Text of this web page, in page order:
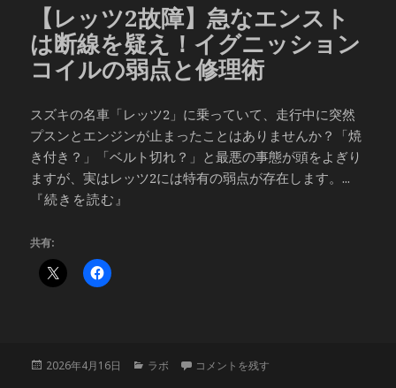
【レッツ2故障】急なエンスト
は断線を疑え！イグニッション
コイルの弱点と修理術
スズキの名車「レッツ2」に乗っていて、走行中に突然
プスンとエンジンが止まったことはありませんか？「焼
き付き？」「ベルト切れ？」と最悪の事態が頭をよぎり
ますが、実はレッツ2には特有の弱点が存在します。...
『続きを読む』
共有:
投
2026年4月16日
カ
ラボ 【レッツ2故障】急なエンストは断線を
コメントを残す